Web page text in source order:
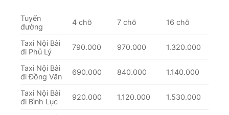
Tuyến
đường
4 chỗ 7 chỗ 16 chỗ
Taxi Nội Bài
đi Phủ Lý
790.000 970.000 1.320.000
Taxi Nội Bài
đi Đồng Văn
690.000 840.000 1.140.000
Taxi Nội Bài
đi Bình Lục
920.000 1.120.000 1.530.000